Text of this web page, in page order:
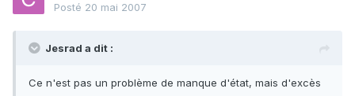
Posté 20 mai 2007
Jesrad a dit :
Ce n'est pas un problème de manque d'état, mais d'excès